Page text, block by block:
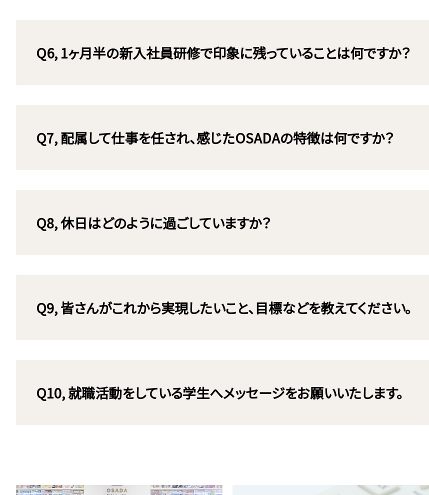
Q6, 1ヶ月半の新入社員研修で印象に残っていることは何ですか？
Q7, 配属して仕事を任され、感じたOSADAの特徴は何ですか？
Q8, 休日はどのように過ごしていますか？
Q9, 皆さんがこれから実現したいこと、目標などを教えてください。
Q10, 就職活動をしている学生へメッセージをお願いいたします。